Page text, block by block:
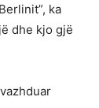
ka
dhe kjo gjë